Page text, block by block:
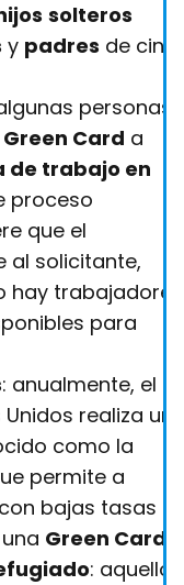
solteros
y padres de
personas
Green Card a
de trabajo en
proceso
que el
al solicitante,
trabajadores
para
: anualmente, el
realiza un
como la
permite a
bajas tasas
Green Card
: aquellos